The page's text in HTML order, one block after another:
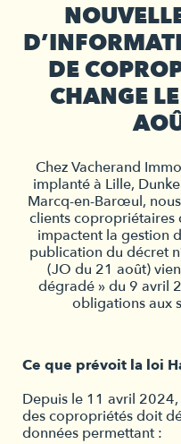
DE
CHANGE
Chez Vacherand
implanté à Lille,
Marcq-en-Barœul,
clients copropriétaires
impactent la gestion
publication du décret
(JO du 21 août)
dégradé » du 9 avril
obligations aux
Ce que prévoit la loi
Depuis le 11 avril
des copropriétés doit
données permettant :